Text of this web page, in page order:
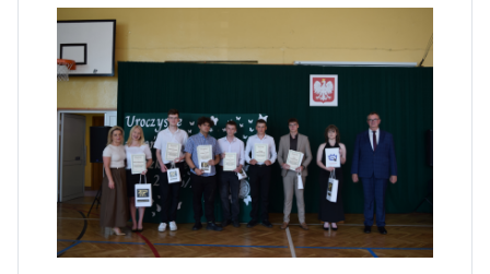
Sukces Kingi na XXXVI
Olimpiadzie Teologii Katolickiej
Obchody Święta Konstytucji 3
Maja w Iłży